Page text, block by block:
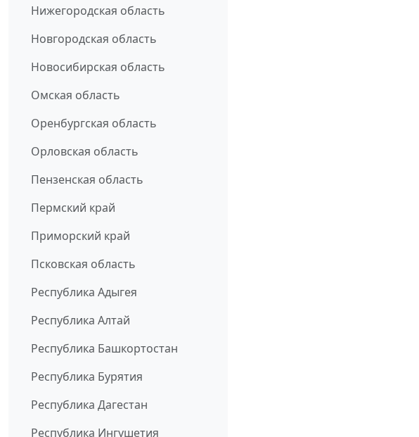
Нижегородская область
Новгородская область
Новосибирская область
Омская область
Оренбургская область
Орловская область
Пензенская область
Пермский край
Приморский край
Псковская область
Республика Адыгея
Республика Алтай
Республика Башкортостан
Республика Бурятия
Республика Дагестан
Республика Ингушетия